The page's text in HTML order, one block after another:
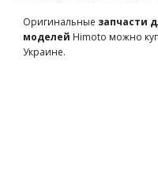
Крышка
запчасти для
Оригинальные запчасти
моделей Himoto можно
Украине.